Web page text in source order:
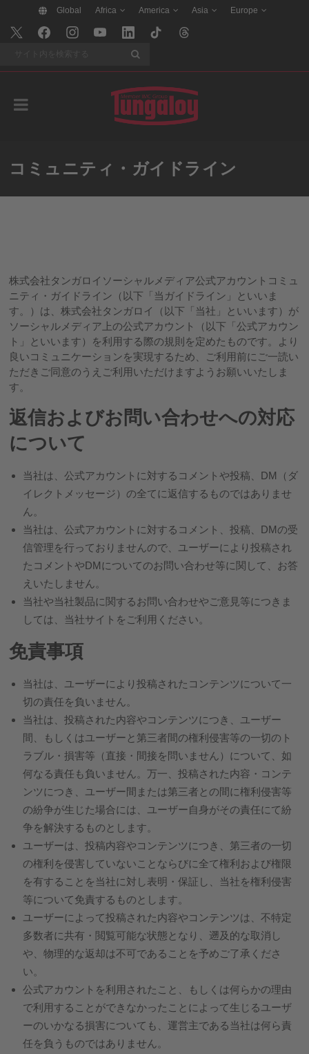
Global Africa America Asia Europe
コミュニティ・ガイドライン
株式会社タンガロイソーシャルメディア公式アカウントコミュ
ニティ・ガイドライン（以下「当ガイドライン」といいま
す。）は、株式会社タンガロイ（以下「当社」といいます）が
ソーシャルメディア上の公式アカウント（以下「公式アカウン
ト」といいます）を利用する際の規則を定めたものです。より
良いコミュニケーションを実現するため、ご利用前にご一読い
ただきご同意のうえご利用いただけますようお願いいたしま
す。
返信およびお問い合わせへの対応
について
当社は、公式アカウントに対するコメントや投稿、DM（ダ
イレクトメッセージ）の全てに返信するものではありませ
ん。
当社は、公式アカウントに対するコメント、投稿、DMの受
信管理を行っておりませんので、ユーザーにより投稿され
たコメントやDMについてのお問い合わせ等に関して、お答
えいたしません。
当社や当社製品に関するお問い合わせやご意見等につきま
しては、当社サイトをご利用ください。
免責事項
当社は、ユーザーにより投稿されたコンテンツについて一
切の責任を負いません。
当社は、投稿された内容やコンテンツにつき、ユーザー
間、もしくはユーザーと第三者間の権利侵害等の一切のト
ラブル・損害等（直接・間接を問いません）について、如
何なる責任も負いません。万一、投稿された内容・コンテ
ンツにつき、ユーザー間または第三者との間に権利侵害等
の紛争が生じた場合には、ユーザー自身がその責任にて紛
争を解決するものとします。
ユーザーは、投稿内容やコンテンツにつき、第三者の一切
の権利を侵害していないことならびに全て権利および権限
を有することを当社に対し表明・保証し、当社を権利侵害
等について免責するものとします。
ユーザーによって投稿された内容やコンテンツは、不特定
多数者に共有・閲覧可能な状態となり、遡及的な取消し
や、物理的な返却は不可であることを予めご了承くださ
い。
公式アカウントを利用されたこと、もしくは何らかの理由
で利用することができなかったことによって生じるユーザ
ーのいかなる損害についても、運営主である当社は何ら責
任を負うものではありません。